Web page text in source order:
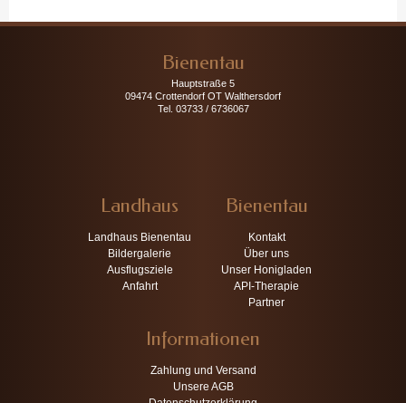
Bienentau
Hauptstraße 5
09474 Crottendorf OT Walthersdorf
Tel. 03733 / 6736067
Landhaus
Landhaus Bienentau
Bildergalerie
Ausflugsziele
Anfahrt
Bienentau
Kontakt
Über uns
Unser Honigladen
API-Therapie
Partner
Informationen
Zahlung und Versand
Unsere AGB